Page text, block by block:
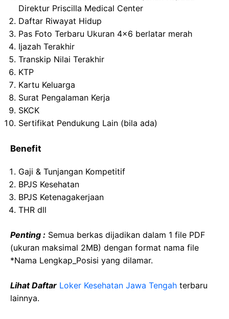
Direktur Priscilla Medical Center
Daftar Riwayat Hidup
Pas Foto Terbaru Ukuran 4×6 berlatar merah
Ijazah Terakhir
Transkip Nilai Terakhir
KTP
Kartu Keluarga
Surat Pengalaman Kerja
SKCK
Sertifikat Pendukung Lain (bila ada)
Benefit
Gaji & Tunjangan Kompetitif
BPJS Kesehatan
BPJS Ketenagakerjaan
THR dll
Penting : Semua berkas dijadikan dalam 1 file PDF
(ukuran maksimal 2MB) dengan format nama file
*Nama Lengkap_Posisi yang dilamar.
Lihat Daftar Loker Kesehatan Jawa Tengah terbaru
lainnya.